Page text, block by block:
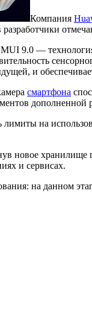
Компания
9.0 —
и
смартфона
дополненной
лимиты на
новое
и сервисах.
на данном